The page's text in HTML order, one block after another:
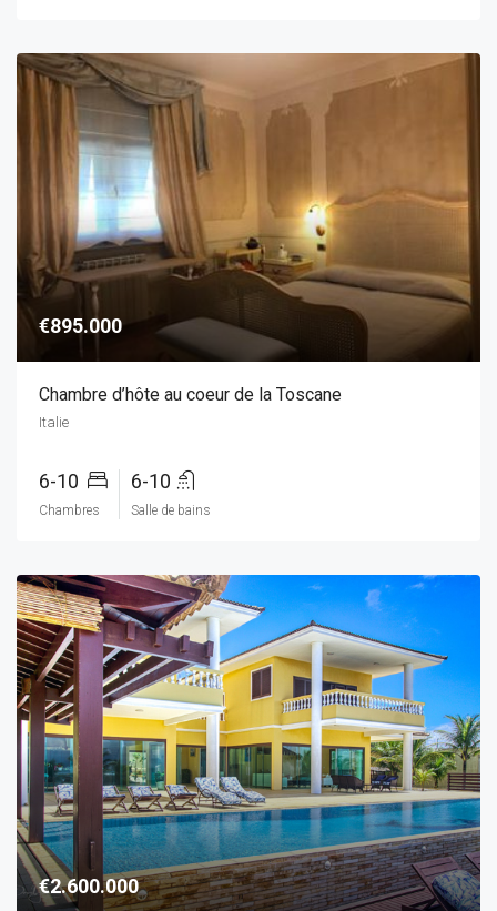
€895.000
Chambre d’hôte au coeur de la Toscane
Italie
6-10
Chambres
6-10
Salle de bains
€2.600.000